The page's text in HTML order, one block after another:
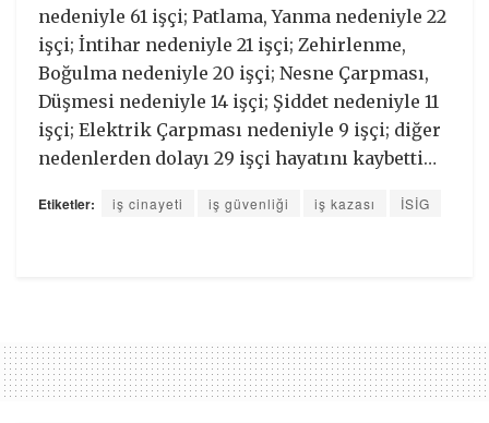
nedeniyle 61 işçi; Patlama, Yanma nedeniyle 22
işçi; İntihar nedeniyle 21 işçi; Zehirlenme,
Boğulma nedeniyle 20 işçi; Nesne Çarpması,
Düşmesi nedeniyle 14 işçi; Şiddet nedeniyle 11
işçi; Elektrik Çarpması nedeniyle 9 işçi; diğer
nedenlerden dolayı 29 işçi hayatını kaybetti…
Etiketler: iş cinayeti iş güvenliği iş kazası İSİG